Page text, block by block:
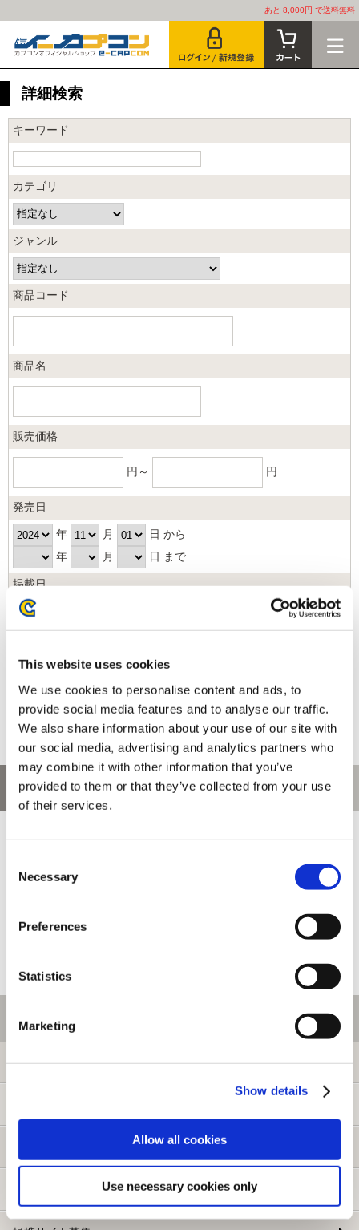
This website uses cookies
We use cookies to personalise content and ads, to
provide social media features and to analyse our traffic.
We also share information about your use of our site with
our social media, advertising and analytics partners who
may combine it with other information that you’ve
provided to them or that they’ve collected from your use
of their services.
Selection
Necessary
Preferences
Statistics
Marketing
Show details
Allow all cookies
Use necessary cookies only
あと 8,000円 で送料無料
詳細検索
キーワード
カテゴリ
ジャンル
商品コード
商品名
販売価格
円～ 円
発売日
年 月
日 から
年
月 日 まで
掲載日
お問い合わせ
ご利用情報
初めての方へ